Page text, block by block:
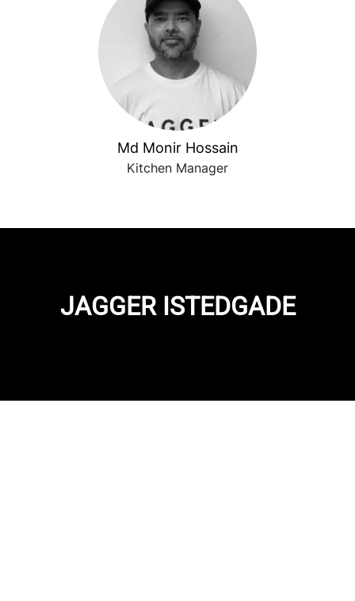
Md Monir Hossain
Kitchen Manager
JAGGER ISTEDGADE